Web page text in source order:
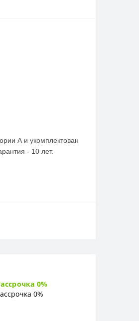
А и укомплектован
- 10 лет.
0%
0%